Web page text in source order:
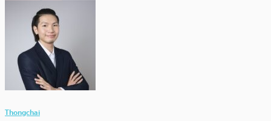
Thongchai